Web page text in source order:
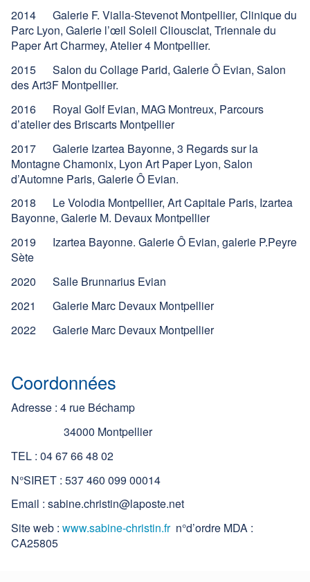
2014 Galerie F. Vialla-Stevenot Montpellier, Clinique du
Parc Lyon, Galerie l’œil Soleil Cliousclat, Triennale du
Paper Art Charmey, Atelier 4 Montpellier.
2015 Salon du Collage Parid, Galerie Ô Evian, Salon
des Art3F Montpellier.
2016 Royal Golf Evian, MAG Montreux, Parcours
d’atelier des Briscarts Montpellier
2017 Galerie Izartea Bayonne, 3 Regards sur la
Montagne Chamonix, Lyon Art Paper Lyon, Salon
d’Automne Paris, Galerie Ô Evian.
2018 Le Volodia Montpellier, Art Capitale Paris, Izartea
Bayonne, Galerie M. Devaux Montpellier
2019 Izartea Bayonne. Galerie Ô Evian, galerie P.Peyre
Sète
2020 Salle Brunnarius Evian
2021 Galerie Marc Devaux Montpellier
2022 Galerie Marc Devaux Montpellier
Coordonnées
Adresse : 4 rue Béchamp
34000 Montpellier
TEL : 04 67 66 48 02
N°SIRET : 537 460 099 00014
Email : sabine.christin@laposte.net
Site web : www.sabine-christin.frn°d’ordre MDA :
CA25805